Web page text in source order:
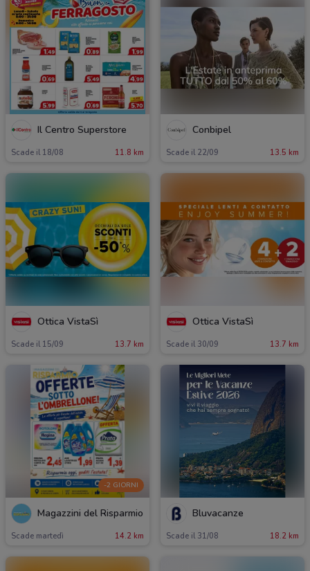
Il Centro Superstore
Scade il 18/08 11.8 km
Conbipel
Scade il 22/09 13.5 km
Ottica VistaSì
Scade il 15/09 13.7 km
Ottica VistaSì
Scade il 30/09 13.7 km
-2 GIORNI
Magazzini del Risparmio
Scade martedì 14.2 km
Bluvacanze
Scade il 31/08 18.2 km